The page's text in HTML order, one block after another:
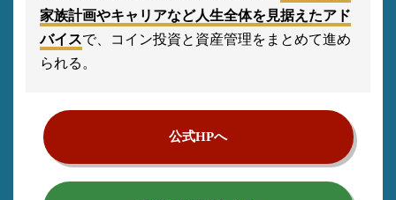
家族計画やキャリアなど人生全体を見据えたアド
バイスで、コイン投資と資産管理をまとめて進め
られる。
公式HPへ